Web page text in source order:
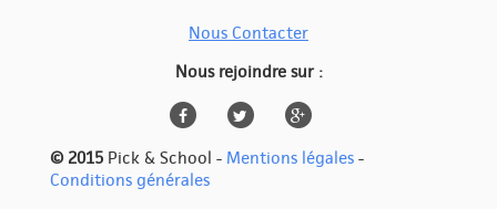
Nous Contacter
Nous rejoindre sur :
© 2015 Pick & School - Mentions légales -
Conditions générales